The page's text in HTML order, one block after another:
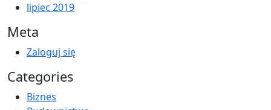
lipiec 2019
Meta
Zaloguj się
Categories
Biznes